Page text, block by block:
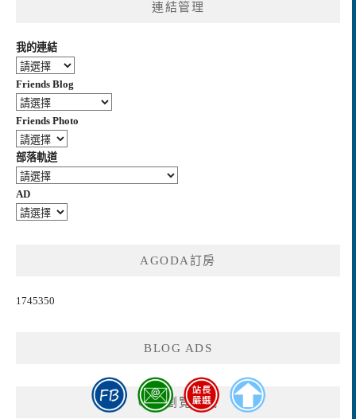
連結管理
我的連結
Friends Blog
Friends Photo
部落軌道
AD
AGODA訂房
1745350
BLOG ADS
GA4瀏覽人氣